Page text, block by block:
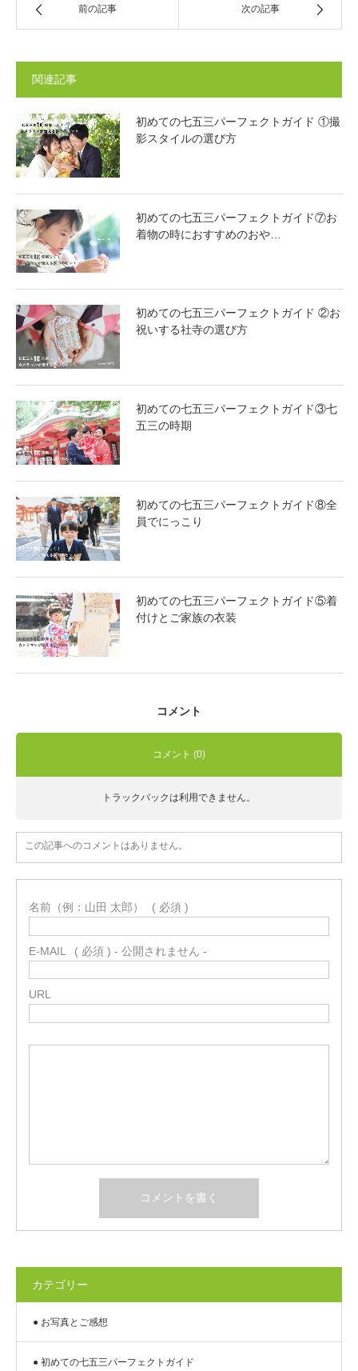
前の記事 次の記事
関連記事
初めての七五三パーフェクトガイド ①撮
影スタイルの選び方
初めての七五三パーフェクトガイド⑦お
着物の時におすすめのおや…
初めての七五三パーフェクトガイド ②お
祝いする社寺の選び方
初めての七五三パーフェクトガイド③七
五三の時期
初めての七五三パーフェクトガイド⑧全
員でにっこり
初めての七五三パーフェクトガイド⑤着
付けとご家族の衣装
コメント
コメント (0)
トラックバックは利用できません。
この記事へのコメントはありません。
名前（例：山田 太郎） ( 必須 )
E-MAIL ( 必須 ) - 公開されません -
URL
カテゴリー
● お写真とご感想
● 初めての七五三パーフェクトガイド